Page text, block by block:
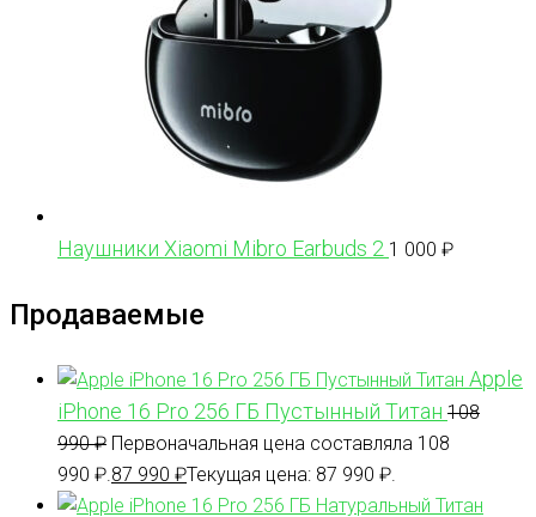
Наушники Xiaomi Mibro Earbuds 2 1 000 ₽
Продаваемые
Apple
iPhone 16 Pro 256 ГБ Пустынный Титан 108
990₽ Первоначальная цена составляла 108
990 ₽. 87 990 ₽Текущая цена: 87 990 ₽.